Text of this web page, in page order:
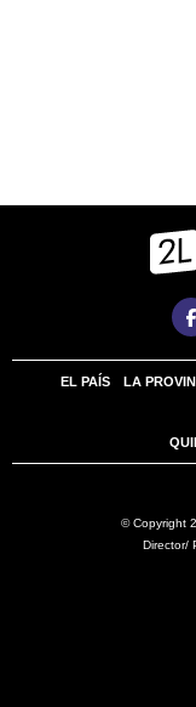
EL PAÍS LA
© Copyright
Director/